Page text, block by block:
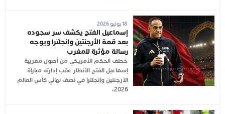
18 يوليو 2026
إسماعيل الفتح يكشف سر سجوده
بعد قمة الأرجنتين وإنجلترا ويوجه
رسالة مؤثرة للمغرب
خطف الحكم الأمريكي من أصول مغربية
إسماعيل الفتح الأنظار عقب إدارته مباراة
الأرجنتين وإنجلترا في نصف نهائي كأس العالم
2026،